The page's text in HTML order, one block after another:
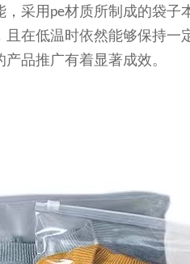
，采用 pe材质所制成的袋子
在低温时依然能够保持一
品推广有着显著成效。